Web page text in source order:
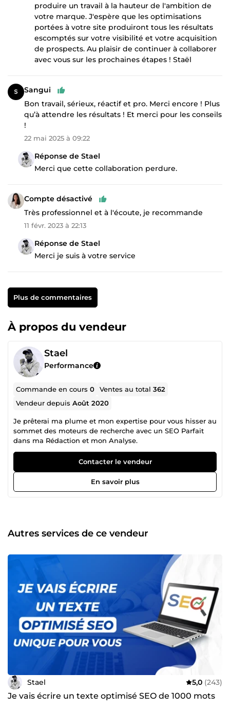
produire un travail à la hauteur de l'ambition de
votre marque. J'espère que les optimisations
portées à votre site produiront tous les résultats
escomptés sur votre visibilité et votre acquisition
de prospects. Au plaisir de continuer à collaborer
avec vous sur les prochaines étapes ! Staël
Sangui
Bon travail, sérieux, réactif et pro. Merci encore ! Plus
qu’à attendre les résultats ! Et merci pour les conseils
!
22 mai 2025 à 09:22
Réponse de Stael
Merci que cette collaboration perdure.
Compte désactivé
Très professionnel et à l'écoute, je recommande
11 févr. 2023 à 22:13
Réponse de Stael
Merci je suis à votre service
Plus de commentaires
À propos du vendeur
Stael
Performance
Commande en cours0 Ventes au total362
Vendeur depuisAoût 2020
Je prêterai ma plume et mon expertise pour vous hisser au
sommet des moteurs de recherche avec un SEO Parfait
dans ma Rédaction et mon Analyse.
Contacter le vendeur
En savoir plus
Autres services de ce vendeur
Stael 5,0 (243)
Je vais écrire un texte optimisé SEO de 1000 mots